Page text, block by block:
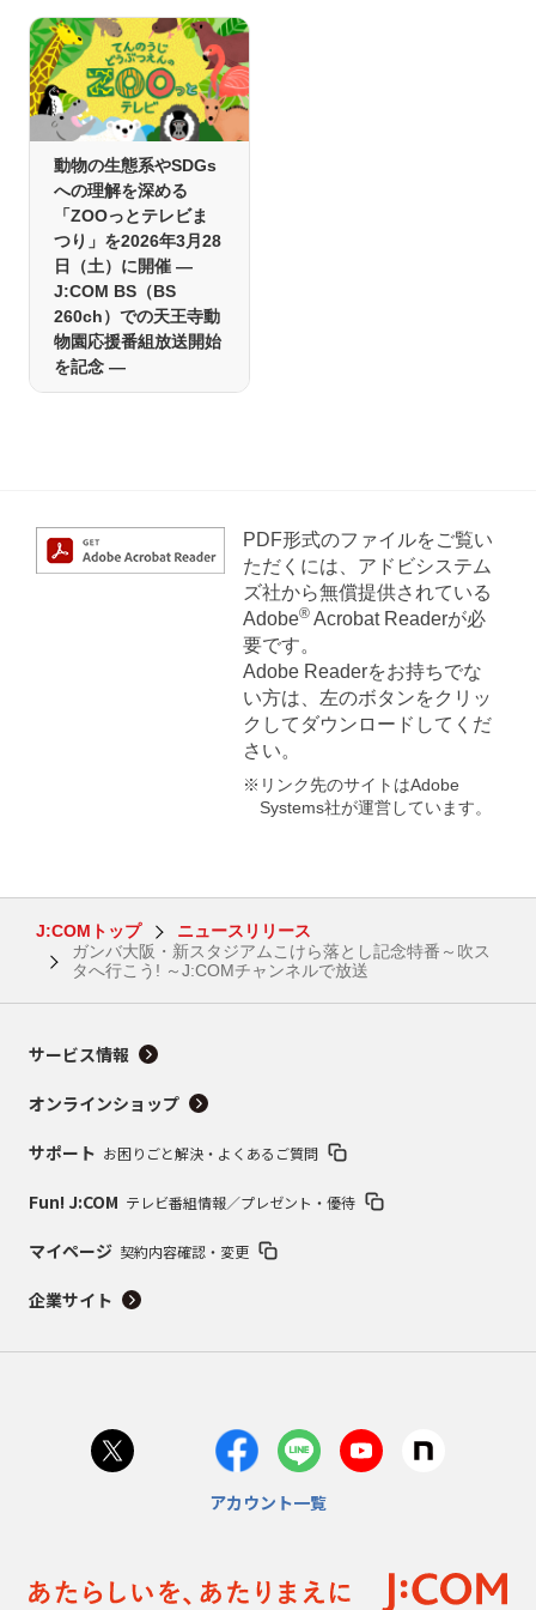
動物の生態系やSDGs
への理解を深める
「ZOOっとテレビま
つり」を2026年3月28
日（土）に開催 ―
J:COM BS（BS
260ch）での天王寺動
物園応援番組放送開始
を記念 ―
PDF形式のファイルをご覧い
ただくには、アドビシステム
ズ社から無償提供されている
Adobe®Acrobat Readerが必
要です。
Adobe Readerをお持ちでな
い方は、左のボタンをクリッ
クしてダウンロードしてくだ
さい。
※リンク先のサイトはAdobe
Systems社が運営しています。
J:COMトップ
ニュースリリース
ガンバ大阪・新スタジアムこけら落とし記念特番～吹ス
タへ行こう! ～J:COMチャンネルで放送
サービス情報
オンラインショップ
サポート お困りごと解決・よくあるご質問
Fun! J:COM テレビ番組情報／プレゼント・優待
マイページ 契約内容確認・変更
企業サイト
アカウント一覧